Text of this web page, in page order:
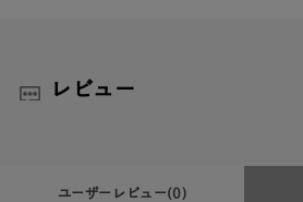
レビュー
ユーザーレビュー(0)